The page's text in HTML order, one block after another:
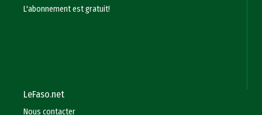
L'abonnement est gratuit!
LeFaso.net
Nous contacter